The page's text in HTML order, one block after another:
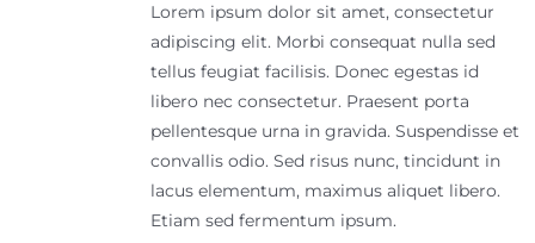
Lorem ipsum dolor sit amet, consectetur
adipiscing elit. Morbi consequat nulla sed
tellus feugiat facilisis. Donec egestas id
libero nec consectetur. Praesent porta
pellentesque urna in gravida. Suspendisse et
convallis odio. Sed risus nunc, tincidunt in
lacus elementum, maximus aliquet libero.
Etiam sed fermentum ipsum.